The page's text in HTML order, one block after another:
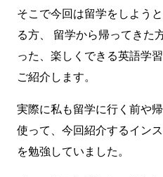
そこで今回は留学をしよう
る方、 留学から帰ってきた
った、楽しくできる英語学
ご紹介します。
実際に私も留学に行く前や
使って、今回紹介するイン
を勉強していました。